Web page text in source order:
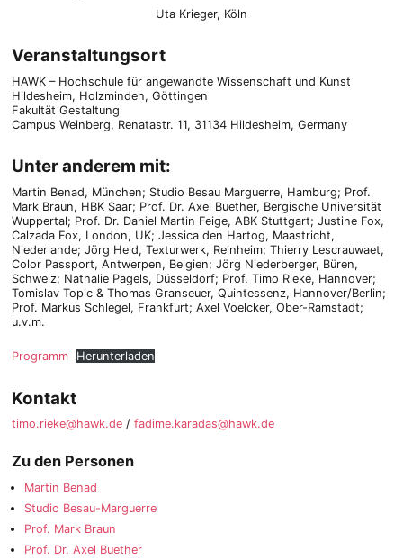
Uta Krieger, Köln
Veranstaltungsort
HAWK – Hochschule für angewandte Wissenschaft und Kunst
Hildesheim, Holzminden, Göttingen
Fakultät Gestaltung
Campus Weinberg, Renatastr. 11, 31134 Hildesheim, Germany
Unter anderem mit:
Martin Benad, München; Studio Besau Marguerre, Hamburg; Prof.
Mark Braun, HBK Saar; Prof. Dr. Axel Buether, Bergische Universität
Wuppertal; Prof. Dr. Daniel Martin Feige, ABK Stuttgart; Justine Fox,
Calzada Fox, London, UK; Jessica den Hartog, Maastricht,
Niederlande; Jörg Held, Texturwerk, Reinheim; Thierry Lescrauwaet,
Color Passport, Antwerpen, Belgien; Jörg Niederberger, Büren,
Schweiz; Nathalie Pagels, Düsseldorf; Prof. Timo Rieke, Hannover;
Tomislav Topic & Thomas Granseuer, Quintessenz, Hannover/Berlin;
Prof. Markus Schlegel, Frankfurt; Axel Voelcker, Ober-Ramstadt;
u.v.m.
Programm Herunterladen
Kontakt
timo.rieke@hawk.de/ fadime.karadas@hawk.de
Zu den Personen
Martin Benad
Studio Besau-Marguerre
Prof. Mark Braun
Prof. Dr. Axel Buether